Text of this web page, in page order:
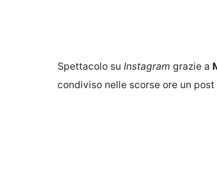
Spettacolo su Instagram grazie a
condiviso nelle scorse ore un